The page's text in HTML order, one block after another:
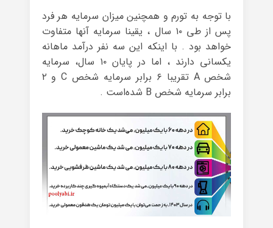
با توجه به تورم و همچنین میزان سرمایه هر فرد
پس از طی ۱۰ سال ، یقینا سرمایه آنها متفاوت
خواهد بود . با اینکه این سه نفر درآمد ماهانه
یکسانی دارند ، اما در پایان ۱۰ سال، سرمایه
شخص A تقریبا ۶ برابر سرمایه شخص C و ۲
برابر سرمایه شخص B شده‌است .